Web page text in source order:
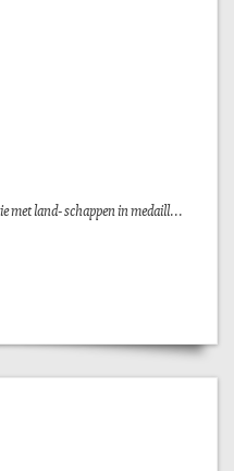
met land- schappen in medaill...